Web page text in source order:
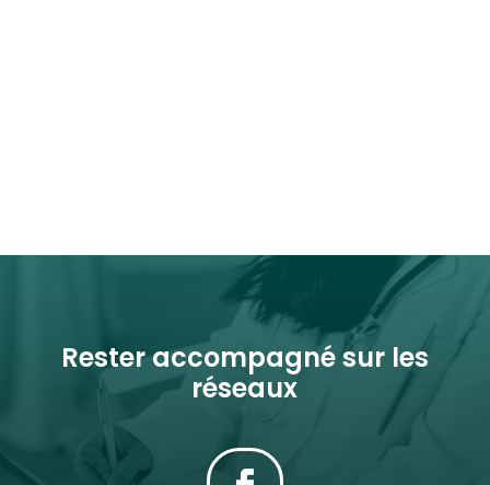
Rester accompagné sur les
réseaux